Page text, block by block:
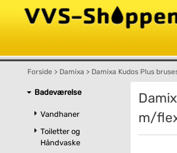
Forside > Damixa > Damixa Kudos Plus
Badeværelse
Vandhaner
Toiletter og
Håndvaske
m/